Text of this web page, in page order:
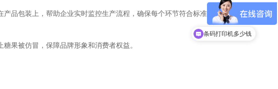
品包装上，帮助企业实时监控生产流程，确保每个环节符合标准。
果被仿冒，保障品牌形象和消费者权益。
条码打印机多少钱
现在有优惠活动吗